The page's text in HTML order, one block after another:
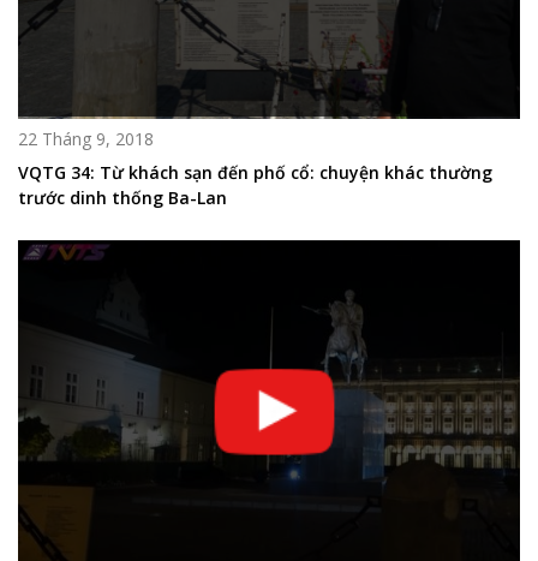
22 Tháng 9, 2018
VQTG 34: Từ khách sạn đến phố cổ: chuyện khác thường
trước dinh thống Ba-Lan